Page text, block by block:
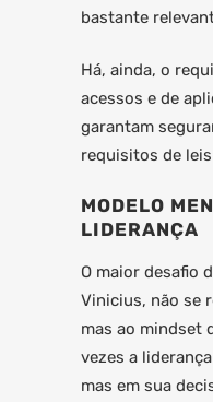
bastante
Há, ainda, o
acessos e de
garantam
requisitos de
MODELO
LIDERANÇA
O maior desafio
Vinicius, não se
mas ao mindset
vezes a
mas em sua